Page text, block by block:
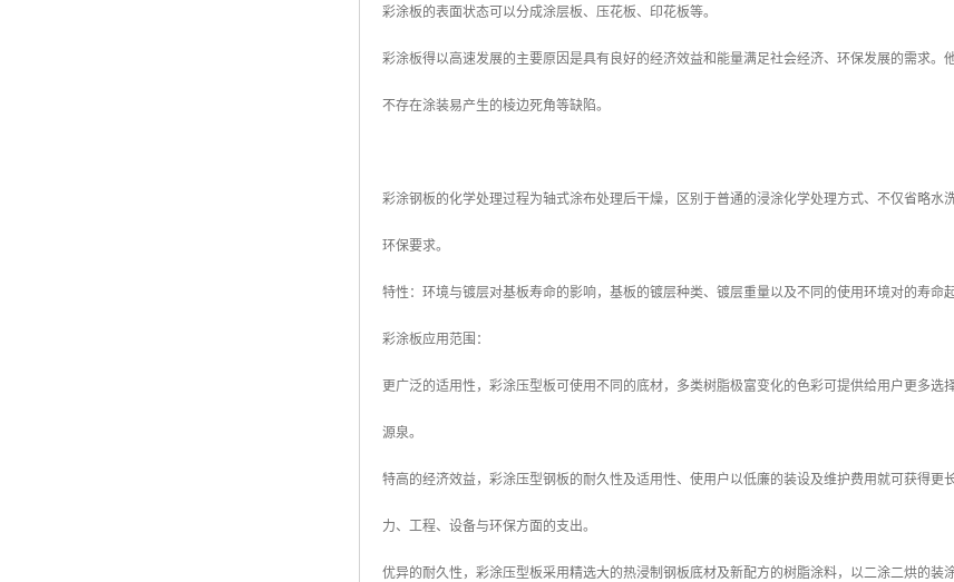
彩涂板的表面状态可以分成涂层板、压花板、印花板等。
彩涂板得以高速发展的主要原因是具有良好的经济效益和能量满足社会经济、环保发展的需求。
不存在涂装易产生的棱边死角等缺陷。
彩涂钢板的化学处理过程为轴式涂布处理后干燥，区别于普通的浸涂化学处理方式、不仅省略
环保要求。
特性：环境与镀层对基板寿命的影响，基板的镀层种类、镀层重量以及不同的使用环境对的寿
彩涂板应用范围：
更广泛的适用性，彩涂压型板可使用不同的底材，多类树脂极富变化的色彩可提供给用户更多
源泉。
特高的经济效益，彩涂压型钢板的耐久性及适用性、使用户以低廉的装设及维护费用就可获得
力、工程、设备与环保方面的支出。
优异的耐久性，彩涂压型板采用精选大的热浸制钢板底材及新配方的树脂涂料，以二涂二烘的